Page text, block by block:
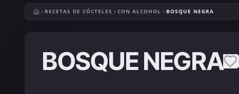
RECETAS DE CÓCTELES CON ALCOHOL BOSQUE NEGRA
BOSQUE NEGRA